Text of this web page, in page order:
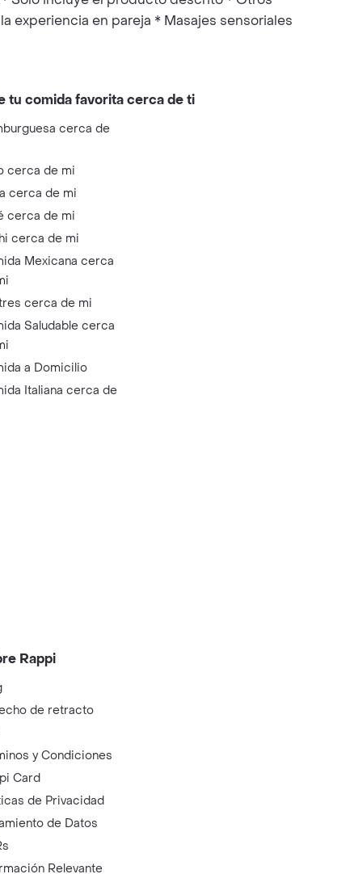
experiencia en pareja * Masajes sensoriales
tu comida favorita cerca de ti
cerca de
cerca de mi
cerca de mi
cerca de mi
cerca de mi
Mexicana cerca
cerca de mi
Saludable cerca
a Domicilio
Italiana cerca de
Rappi
de retracto
y Condiciones
Card
de Privacidad
de Datos
Relevante